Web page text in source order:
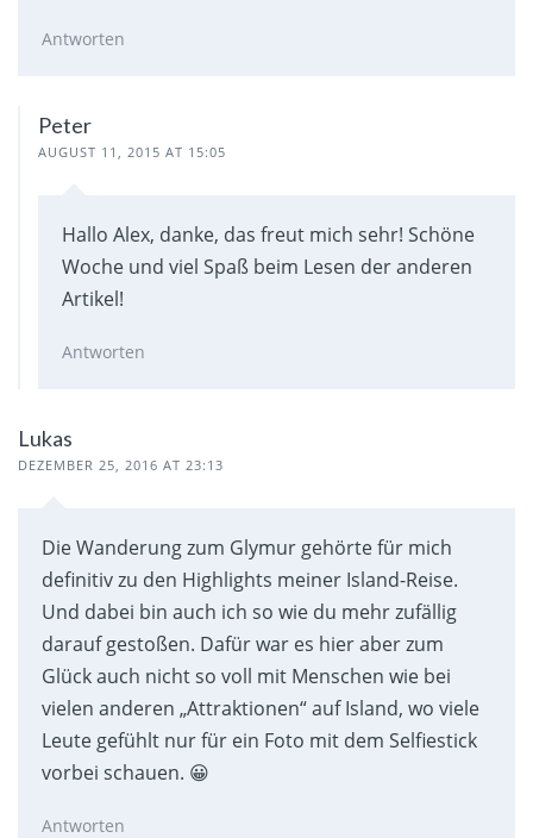
Antworten
Peter
AUGUST 11, 2015 AT 15:05
Hallo Alex, danke, das freut mich sehr! Schöne
Woche und viel Spaß beim Lesen der anderen
Artikel!
Antworten
Lukas
DEZEMBER 25, 2016 AT 23:13
Die Wanderung zum Glymur gehörte für mich
definitiv zu den Highlights meiner Island-Reise.
Und dabei bin auch ich so wie du mehr zufällig
darauf gestoßen. Dafür war es hier aber zum
Glück auch nicht so voll mit Menschen wie bei
vielen anderen „Attraktionen“ auf Island, wo viele
Leute gefühlt nur für ein Foto mit dem Selfiestick
vorbei schauen. 😀
Antworten